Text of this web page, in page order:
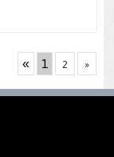
« 1 2 »